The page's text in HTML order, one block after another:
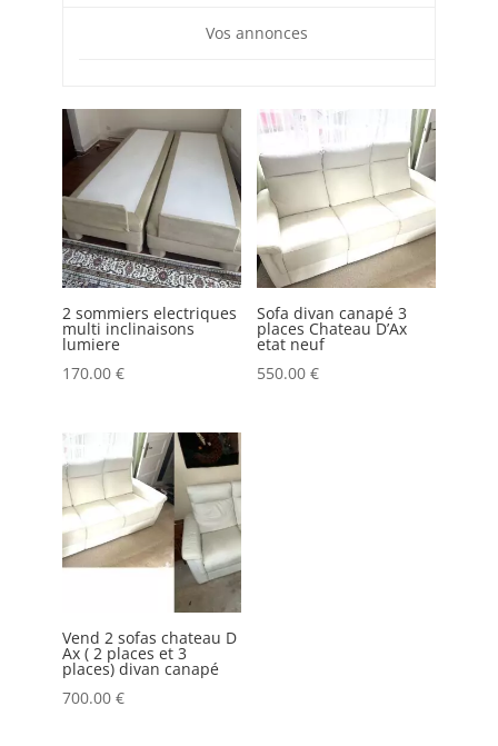
Vos annonces
2 sommiers electriques
multi inclinaisons
lumiere
170.00 €
Sofa divan canapé 3
places Chateau D’Ax
etat neuf
550.00 €
Vend 2 sofas chateau D
Ax ( 2 places et 3
places) divan canapé
700.00 €